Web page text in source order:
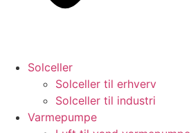
Solceller
Solceller til erhverv
Solceller til industri
Varmepumpe